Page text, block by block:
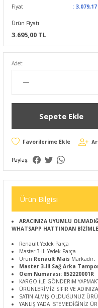
Fiyat
Ürün Fiyatı
3.695,00 TL
Adet:
Sepete Ekle
Paylaş:
Ürün Bilgisi
ARACINIZA UYUMLU
WHATSAPP HATTINDAN
Renault Yedek Parça
Master 3-III Yedek Parça
Ürün Renault Mais Markadır.
Master 3-III Sağ Arka
Oem Numarası: 852220001R
KARGO İLE GÖNDERİM
ÜRÜNLERİMİZ SIFIR VE
SATIN ALMIŞ OLDUĞUNUZ
YANLIŞ YADA İSTEMEDİĞİNİZ